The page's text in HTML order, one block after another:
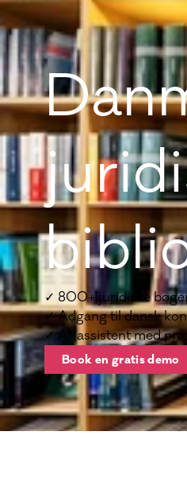
✓ 800+ juridiske
✓ Adgang til dansk
✓ AI-assistent med
Book en gratis demo